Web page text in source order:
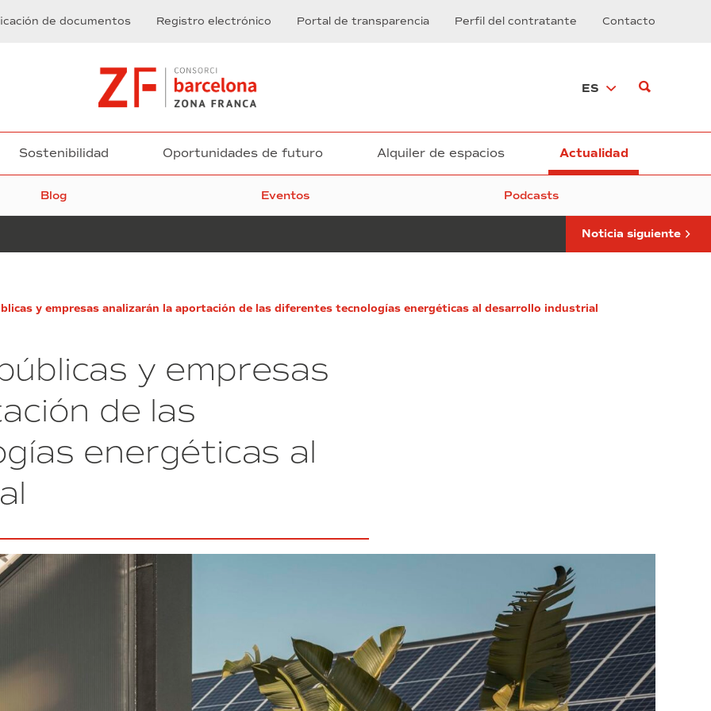
de documentos Registro electrónico Portal de transparencia Perfil del contratante Contacto
ES
Sostenibilidad Oportunidades de futuro Alquiler de espacios Actualidad
Blog Eventos Podcasts
Zona
el
y
Energía
privada
Noticia siguiente
y empresas analizarán la aportación de las diferentes tecnologías energéticas al desarrollo industrial
y empresas
de las
energéticas al
Zona
Barcelona
y
Foro
Industria
Energía
público-
privada